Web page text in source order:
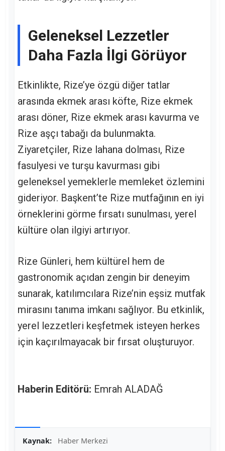
Geleneksel Lezzetler
Daha Fazla İlgi Görüyor
Etkinlikte, Rize’ye özgü diğer tatlar
arasında ekmek arası köfte, Rize ekmek
arası döner, Rize ekmek arası kavurma ve
Rize aşçı tabağı da bulunmakta.
Ziyaretçiler, Rize lahana dolması, Rize
fasulyesi ve turşu kavurması gibi
geleneksel yemeklerle memleket özlemini
gideriyor. Başkent’te Rize mutfağının en iyi
örneklerini görme fırsatı sunulması, yerel
kültüre olan ilgiyi artırıyor.
Rize Günleri, hem kültürel hem de
gastronomik açıdan zengin bir deneyim
sunarak, katılımcılara Rize’nin eşsiz mutfak
mirasını tanıma imkanı sağlıyor. Bu etkinlik,
yerel lezzetleri keşfetmek isteyen herkes
için kaçırılmayacak bir fırsat oluşturuyor.
Haberin Editörü: Emrah ALADAĞ
Kaynak: Haber Merkezi